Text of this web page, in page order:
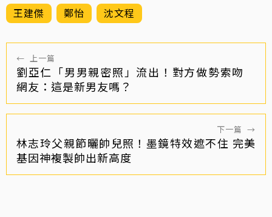
王建傑 鄭怡 沈文程
← 上一篇
劉亞仁「男男親密照」流出！對方做勢索吻
網友：這是新男友嗎？
下一篇 →
林志玲父親節曬帥兒照！墨鏡特效遮不住 完美
基因神複製帥出新高度